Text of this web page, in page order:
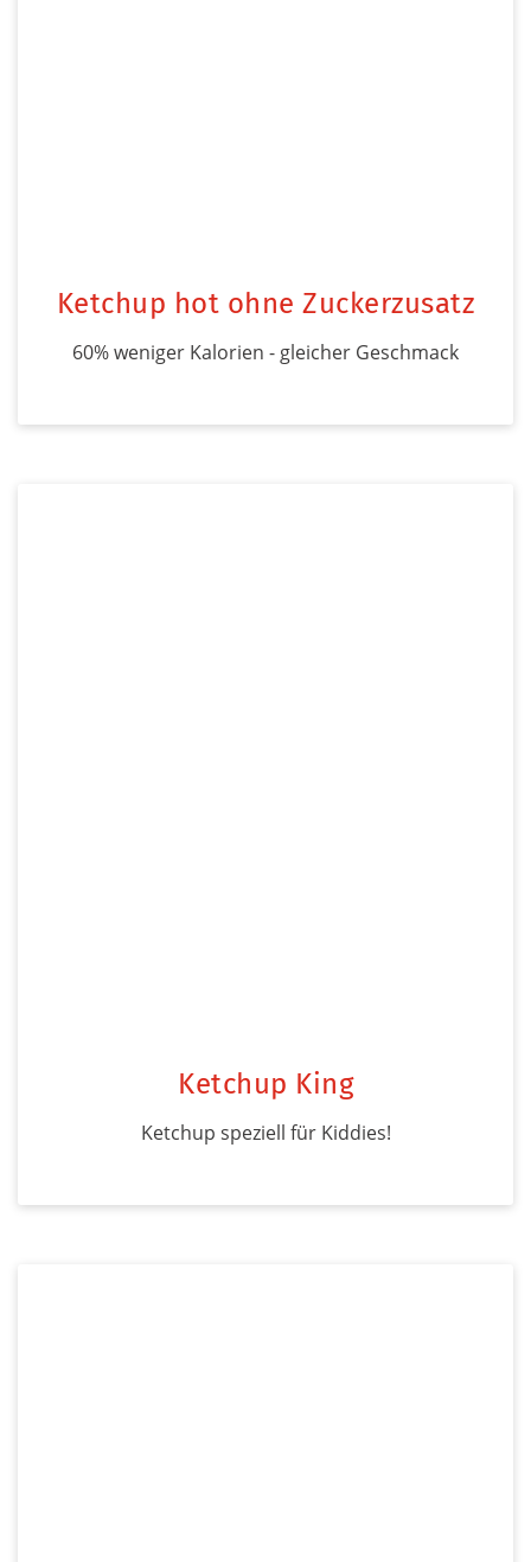
Ketchup hot ohne Zuckerzusatz
60% weniger Kalorien - gleicher Geschmack
Ketchup King
Ketchup speziell für Kiddies!